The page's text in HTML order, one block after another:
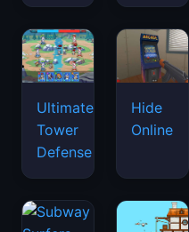
Ultimate
Tower
Defense
Hide
Online